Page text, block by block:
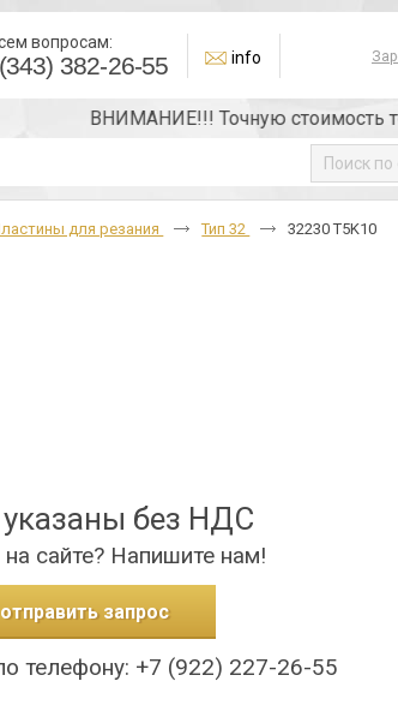
вопросам:
382-26-55 info
ВНИМАНИЕ!!! Точную стоимость
для резания Тип 32 32230 T5K10
без НДС
сайте? Напишите нам!
отправить запрос
телефону: +7 (922) 227-26-55